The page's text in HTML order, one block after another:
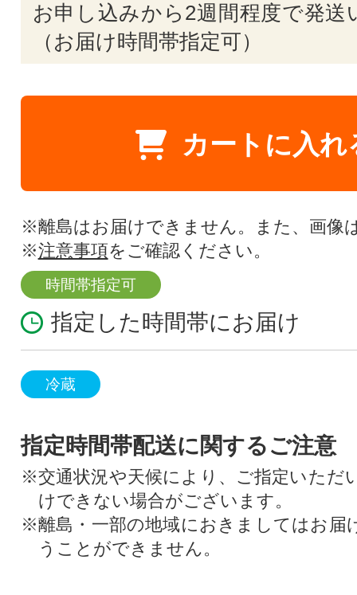
お申し込みから2週間程度で発送
（お届け時間帯指定可）
カートに入れ
※離島はお届けできません。また、画像
※注意事項をご確認ください。
時間帯指定可
指定した時間帯にお届け
冷蔵
指定時間帯配送に関するご注意
※交通状況や天候により、ご指定いただ
けできない場合がございます。
※離島・一部の地域におきましてはお届
うことができません。